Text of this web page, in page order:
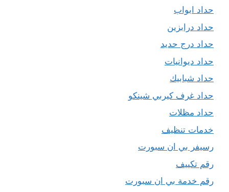
حداد ابواب
حداد درابزين
حداد درج حديد
حداد ديوانيات
حداد شبابيك
حداد غرف كيربي شينكو
حداد مظلات
خدمات تنظيف
رسيفر بي ان سبورت
رقم تكييف
رقم خدمة بي ان سبورت